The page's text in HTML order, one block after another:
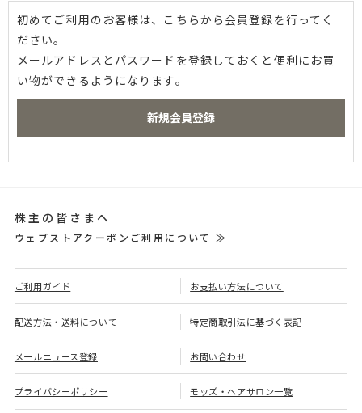
初めてご利用のお客様は、こちらから会員登録を行ってく
ださい。
メールアドレスとパスワードを登録しておくと便利にお買
い物ができるようになります。
株主の皆さまへ
ウェブストアクーポンご利用について ≫
ご利用ガイド お支払い方法について
配送方法・送料について 特定商取引法に基づく表記
メールニュース登録 お問い合わせ
プライバシーポリシー モッズ・ヘアサロン一覧